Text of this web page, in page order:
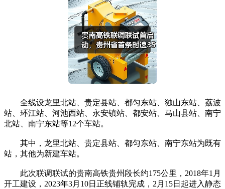
全线设龙里北站、贵定县站、都匀东站、独山东站、荔波
站、环江站、河池西站、永安镇站、都安站、马山县站、南宁
北站、南宁东站等12个车站。
其中，龙里北站、贵定县站、都匀东站、南宁东站为既有
站，其他为新建车站。
此次联调联试的贵南高铁贵州段长约175公里，2018年1月
开工建设，2023年3月10日正线铺轨完成，2月15日起进入静态